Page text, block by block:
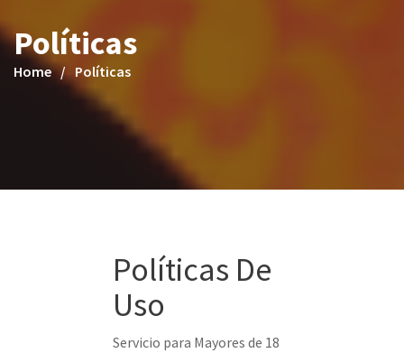
Políticas
Home Políticas
Políticas De
Uso
Servicio para Mayores de 18